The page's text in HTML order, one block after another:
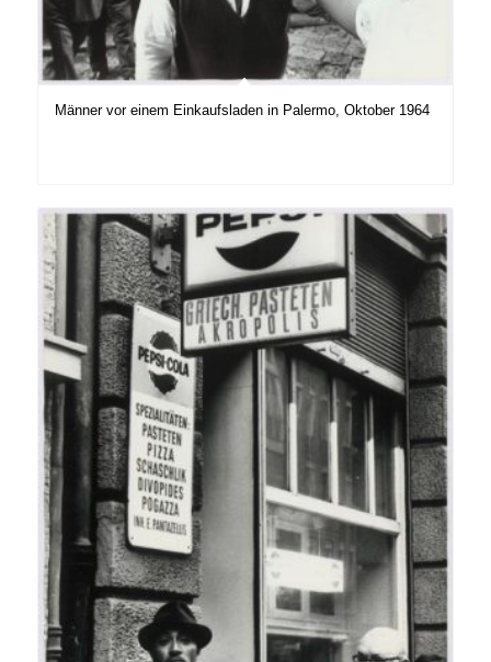
Männer vor einem Einkaufsladen in Palermo, Oktober 1964